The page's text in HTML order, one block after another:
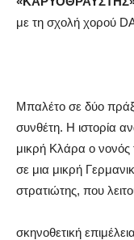
με τη σχολή χορού
Μπαλέτο σε δύο
συνθέτη. Η ιστορία
μικρή Κλάρα ο
σε μια μικρή
στρατιώτης, που
σκηνοθετική